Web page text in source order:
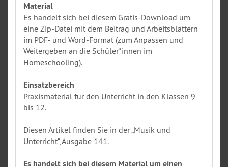
Material
Es handelt sich bei diesem Gratis-Download um
eine Zip-Datei mit dem Beitrag und Arbeitsblättern
im PDF- und Word-Format (zum Anpassen und
Weitergeben an die Schüler*innen im
Homeschooling).
Einsatzbereich
Praxismaterial für den Unterricht in den Klassen 9
bis 12.
Diesen Artikel finden Sie in der „Musik und
Unterricht“, Ausgabe 141.
Es handelt sich bei diesem Material um einen